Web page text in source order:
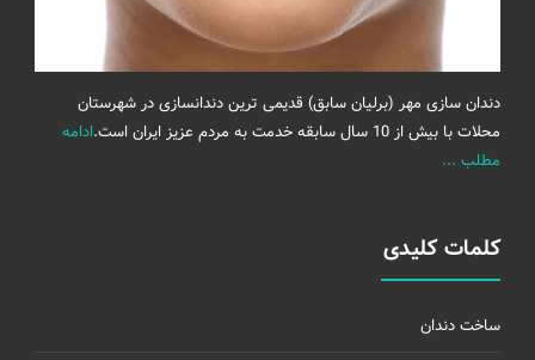
دندان سازی مهر (برلیان سابق) قدیمی ترین دندانسازی در شهرستان
محلات با بیش از 10 سال سابقه خدمت به مردم عزیز ایران است.
ادامه
مطلب ...
کلمات کلیدی
ساخت دندان